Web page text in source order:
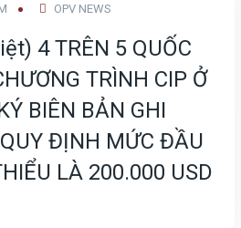
OPV NEWS
4 TRÊN 5 QUỐC
TRÌNH CIP Ở
BIÊN BẢN GHI
ĐỊNH MỨC ĐẦU
LÀ 200.000 USD